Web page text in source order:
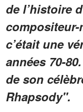
de l’histoire
c’était une
années 70-
de son
Rhapsody".